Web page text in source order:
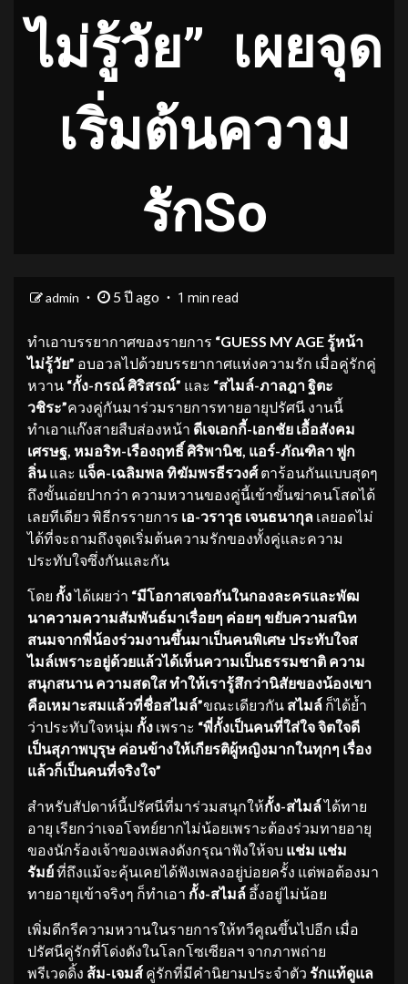
ไม่รู้วัย” เผยจุด
เริ่มต้นความ
รักSo
admin 5 ปี ago 1 min read
ทำเอาบรรยากาศของรายการ “GUESS MY AGE รู้หน้า
ไม่รู้วัย” อบอวลไปด้วยบรรยากาศแห่งความรัก เมื่อคู่รักคู่
หวาน “กั้ง-กรณ์ ศิริสรณ์” และ “สไมล์-ภาลฎา ฐิตะ
วชิระ”ควงคู่กันมาร่วมรายการทายอายุปรัศนี งานนี้
ทำเอาแก๊งสายสืบส่องหน้า ดีเจเอกกี้-เอกชัย เอื้อสังคม
เศรษฐ , หมอริท-เรืองฤทธิ์ ศิริพานิช, แอร์-ภัณฑิลา ฟูก
ลิ่นและ แจ็ค-เฉลิมพล ทิฆัมพรธีรวงศ์ตาร้อนกันแบบสุดๆ
ถึงขั้นเอ่ยปากว่า ความหวานของคู่นี้เข้าขั้นฆ่าคนโสดได้
เลยทีเดียว พิธีกรรายการ เอ-วราวุธ เจนธนากุล เลยอดไม่
ได้ที่จะถามถึงจุดเริ่มต้นความรักของทั้งคู่และความ
ประทับใจซึ่งกันและกัน
โดย กั้งได้เผยว่า “มีโอกาสเจอกันในกองละครและพัฒ
นาความความสัมพันธ์มาเรื่อยๆ ค่อยๆ ขยับความสนิท
สนมจากพี่น้องร่วมงานขึ้นมาเป็นคนพิเศษ ประทับใจส
ไมล์เพราะอยู่ด้วยแล้วได้เห็นความเป็นธรรมชาติ ความ
สนุกสนาน ความสดใส ทำให้เรารู้สึกว่านิสัยของน้องเขา
คือเหมาะสมแล้วที่ชื่อสไมล์”ขณะเดียวกัน สไมล์ ก็ได้ย้ำ
ว่าประทับใจหนุ่ม กั้ง เพราะ “พี่กั้งเป็นคนที่ใส่ใจ จิตใจดี
เป็นสุภาพบุรุษ ค่อนข้างให้เกียรติผู้หญิงมากในทุกๆ เรื่อง
แล้วก็เป็นคนที่จริงใจ”
สำหรับสัปดาห์นี้ปรัศนีที่มาร่วมสนุกให้กั้ง-สไมล์ได้ทาย
อายุ เรียกว่าเจอโจทย์ยากไม่น้อยเพราะต้องร่วมทายอายุ
ของนักร้องเจ้าของเพลงดังกรุณาฟังให้จบ แช่ม แช่ม
รัมย์ที่ถึงแม้จะคุ้นเคยได้ฟังเพลงอยู่บ่อยครั้ง แต่พอต้องมา
ทายอายุเข้าจริงๆ ก็ทำเอา กั้ง-สไมล์ อึ้งอยู่ไม่น้อย
เพิ่มดีกรีความหวานในรายการให้ทวีคูณขึ้นไปอีก เมื่อ
ปรัศนีคู่รักที่โด่งดังในโลกโซเซียลฯ จากภาพถ่าย
พรีเวดดิ้ง ส้ม-เจมส์ คู่รักที่มีคำนิยามประจำตัว รักแท้ดูแล